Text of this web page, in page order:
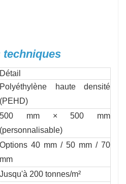
techniques
Détail
Polyéthylène haute densité
(PEHD)
500 mm × 500 mm
(personnalisable)
Options 40 mm / 50 mm / 70
mm
Jusqu'à 200 tonnes/m²